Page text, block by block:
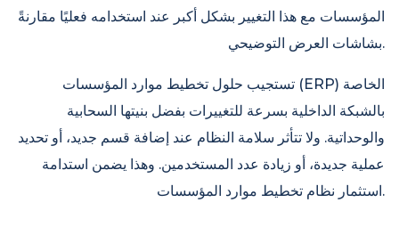
المؤسسات مع هذا التغيير بشكل أكبر عند استخدامه فعليًا مقارنةً
بشاشات العرض التوضيحي.
تستجيب حلول تخطيط موارد المؤسسات (ERP) الخاصة
بالشبكة الداخلية بسرعة للتغييرات بفضل بنيتها السحابية
والوحداتية. ولا تتأثر سلامة النظام عند إضافة قسم جديد، أو تحديد
عملية جديدة، أو زيادة عدد المستخدمين. وهذا يضمن استدامة
استثمار نظام تخطيط موارد المؤسسات.